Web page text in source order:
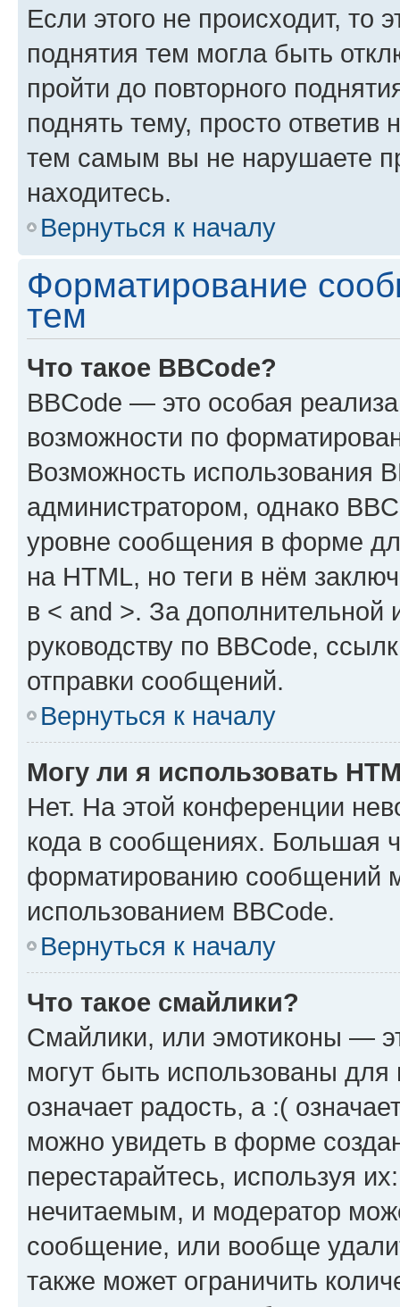
Если этого не происходит, то
поднятия тем могла быть
пройти до повторного
поднять тему, просто ответив
тем самым вы не нарушаете
находитесь.
Вернуться к началу
Форматирование
тем
Что такое BBCode?
BBCode — это особая
возможности по
Возможность использования
администратором, однако
уровне сообщения в форме
на HTML, но теги в нём
в < and >. За
руководству по BBCode,
отправки сообщений.
Вернуться к началу
Могу ли я использовать
Нет. На этой конференции
кода в сообщениях. Большая
форматированию сообщений
использованием BBCode.
Вернуться к началу
Что такое смайлики?
Смайлики, или эмотиконы —
могут быть использованы
означает радость, а :(
можно увидеть в форме
перестарайтесь, используя
нечитаемым, и модератор
сообщение, или вообще
также может ограничить